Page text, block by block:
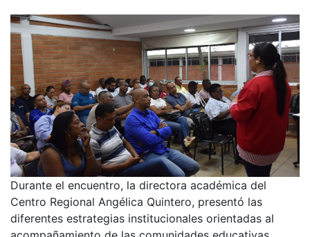
Durante el encuentro, la directora académica del
Centro Regional Angélica Quintero, presentó las
diferentes estrategias institucionales orientadas al